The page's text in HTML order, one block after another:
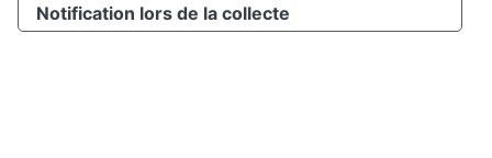
Notification lors de la collecte